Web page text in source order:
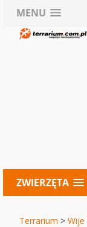
MENU
ZWIERZĘTA
Terrarium >Wije